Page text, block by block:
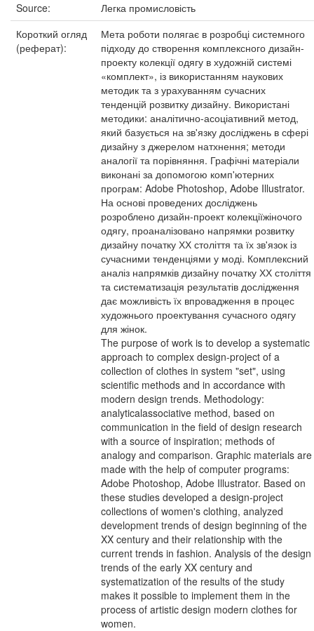
Source:
Легка промисловість
Короткий огляд
(реферат):
Мета роботи полягає в розробці системного
підходу до створення комплексного дизайн-
проекту колекції одягу в художній системі
«комплект», із використанням наукових
методик та з урахуванням сучасних
тенденцій розвитку дизайну. Використані
методики: аналітично-асоціативний метод,
який базується на зв'язку досліджень в сфері
дизайну з джерелом натхнення; методи
аналогії та порівняння. Графічні матеріали
виконані за допомогою комп'ютерних
програм: Adobe Photoshop, Adobe Illustrator.
На основі проведених досліджень
розроблено дизайн-проект колекціїжіночого
одягу, проаналізовано напрямки розвитку
дизайну початку ХХ століття та їх зв'язок із
сучасними тенденціями у моді. Комплексний
аналіз напрямків дизайну початку ХХ століття
та систематизація результатів дослідження
дає можливість їх впровадження в процес
художнього проектування сучасного одягу
для жінок.
The purpose of work is to develop a systematic
approach to complex design-project of a
collection of clothes in system "set", using
scientific methods and in accordance with
modern design trends. Methodology:
analyticalassociative method, based on
communication in the field of design research
with a source of inspiration; methods of
analogy and comparison. Graphic materials are
made with the help of computer programs:
Adobe Photoshop, Adobe Illustrator. Based on
these studies developed a design-project
collections of women's clothing, analyzed
development trends of design beginning of the
XX century and their relationship with the
current trends in fashion. Analysis of the design
trends of the early XX century and
systematization of the results of the study
makes it possible to implement them in the
process of artistic design modern clothes for
women.